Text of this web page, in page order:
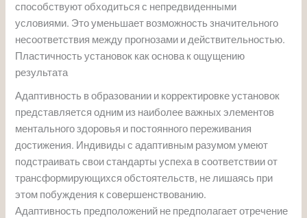
способствуют обходиться с непредвиденными
условиями. Это уменьшает возможность значительного
несоответствия между прогнозами и действительностью.
Пластичность установок как основа к ощущению
результата
Адаптивность в образовании и корректировке установок
представляется одним из наиболее важных элементов
ментального здоровья и постоянного переживания
достижения. Индивиды с адаптивным разумом умеют
подстраивать свои стандарты успеха в соответствии от
трансформирующихся обстоятельств, не лишаясь при
этом побуждения к совершенствованию.
Адаптивность предположений не предполагает отречение